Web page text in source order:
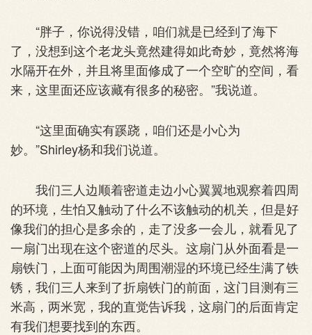
“胖子，你说得没错，咱们就是已经到了海下
了，没想到这个老龙头竟然建得如此奇妙，竟然将海
水隔开在外，并且将里面修成了一个空旷的空间，看
来，这里面还应该藏有很多的秘密。”我说道。
“这里面确实有蹊跷，咱们还是小心为
妙。”Shirley杨和我们说道。
我们三人边顺着密道走边小心翼翼地观察着四周
的环境，生怕又触动了什么不该触动的机关，但是好
像我们的担心是多余的，走了没多一会儿，就看见了
一扇门出现在这个密道的尽头。这扇门从外面看是一
扇铁门，上面可能因为周围潮湿的环境已经生满了铁
锈，我们三人来到了折扇铁门的前面，这门目测有三
米高，两米宽，我的直觉告诉我，这扇门的后面肯定
有我们想要找到的东西。